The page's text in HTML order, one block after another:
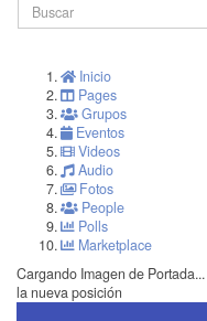
Inicio
Pages
Grupos
Eventos
Videos
Audio
Fotos
People
Polls
Marketplace
Cargando Imagen de Portada...
la nueva posición